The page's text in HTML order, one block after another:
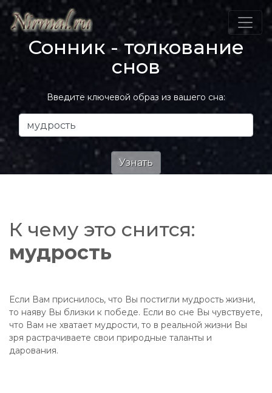
Сонник - толкование
снов
Введите ключевой образ из вашего сна:
К чему это снится:
мудрость
Если Вам приснилось, что Вы постигли мудрость жизни,
то наяву Вы близки к победе. Если во сне Вы чувствуете,
что Вам не хватает мудрости, то в реальной жизни Вы
зря растрачиваете свои природные таланты и
дарования.